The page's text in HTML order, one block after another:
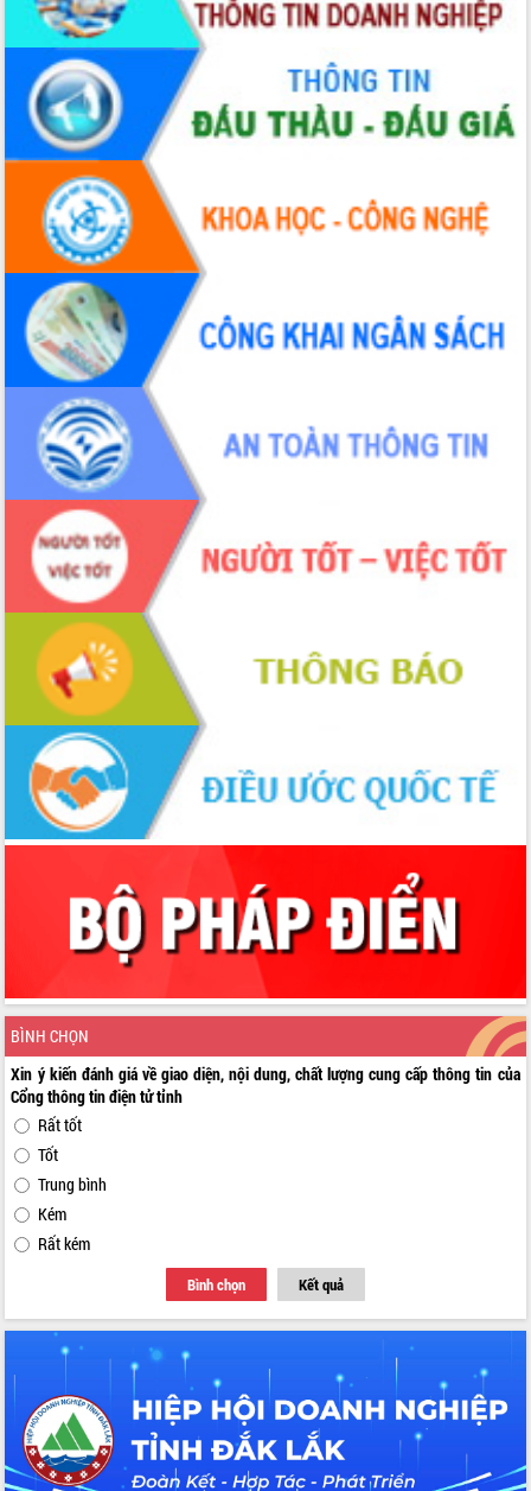
BÌNH CHỌN
Xin ý kiến đánh giá về giao diện, nội dung, chất lượng cung cấp thông tin của
Cổng thông tin điện tử tỉnh
Rất tốt
Tốt
Trung bình
Kém
Rất kém
Bình chọn Kết quả